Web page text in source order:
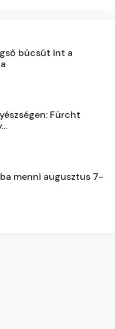
búcsút int a
Fürcht
menni augusztus 7-